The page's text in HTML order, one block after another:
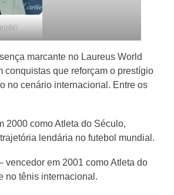
marcante no Laureus World
conquistas que reforçam o prestígio
no cenário internacional. Entre os
2000 como Atleta do Século,
lendária no futebol mundial.
vencedor em 2001 como Atleta do
no tênis internacional.